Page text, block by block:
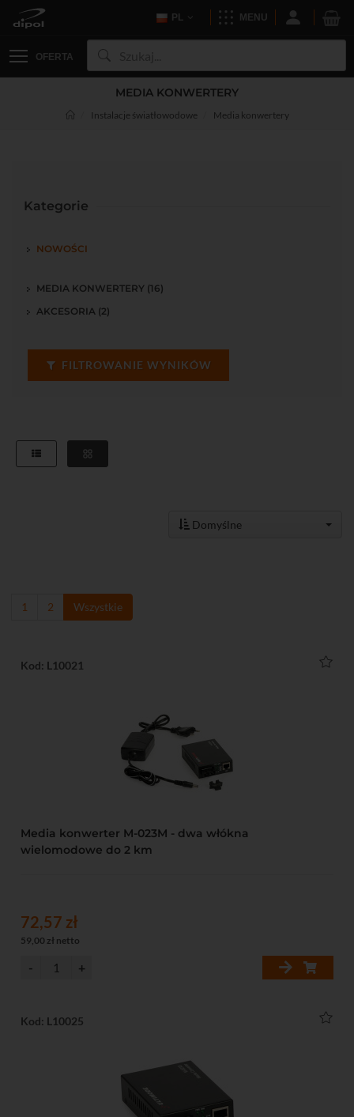
PL MENU
OFERTA
MEDIA KONWERTERY
Instalacje światłowodowe Media konwertery
Kategorie
NOWOŚCI
MEDIA KONWERTERY (16)
AKCESORIA (2)
FILTROWANIE WYNIKÓW
Domyślne
1 2 Wszystkie
Kod: L10021
Media konwerter M-023M - dwa włókna
wielomodowe do 2 km
72,57 zł
59,00 zł netto
Kod: L10025